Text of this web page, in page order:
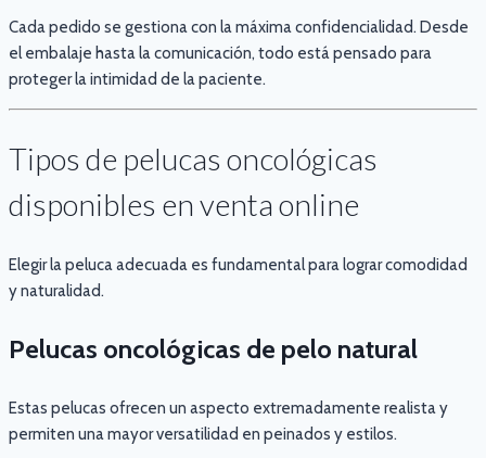
Cada pedido se gestiona con la máxima confidencialidad. Desde
el embalaje hasta la comunicación, todo está pensado para
proteger la intimidad de la paciente.
Tipos de pelucas oncológicas
disponibles en venta online
Elegir la peluca adecuada es fundamental para lograr comodidad
y naturalidad.
Pelucas oncológicas de pelo natural
Estas pelucas ofrecen un aspecto extremadamente realista y
permiten una mayor versatilidad en peinados y estilos.